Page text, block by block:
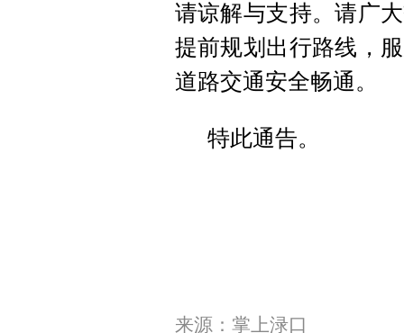
请谅解与支持。请广
提前规划出行路线，
道路交通安全畅通。
特此通告。
来源：掌上渌口